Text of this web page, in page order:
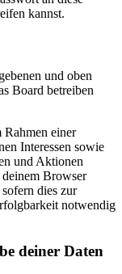
kannst.
und oben
Board betreiben
Rahmen einer
Interessen sowie
und Aktionen
Browser
dies zur
notwendig
deiner Daten